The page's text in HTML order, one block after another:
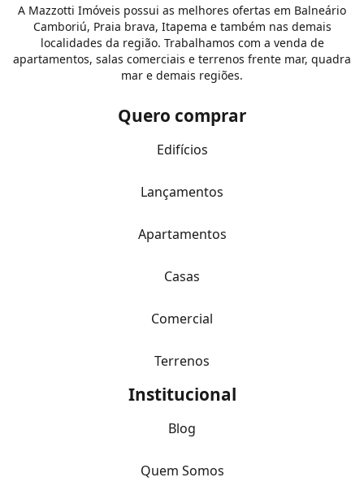
A Mazzotti Imóveis possui as melhores ofertas em Balneário
Camboriú, Praia brava, Itapema e também nas demais
localidades da região. Trabalhamos com a venda de
apartamentos, salas comerciais e terrenos frente mar, quadra
mar e demais regiões.
Quero comprar
Edifícios
Lançamentos
Apartamentos
Casas
Comercial
Terrenos
Institucional
Blog
Quem Somos